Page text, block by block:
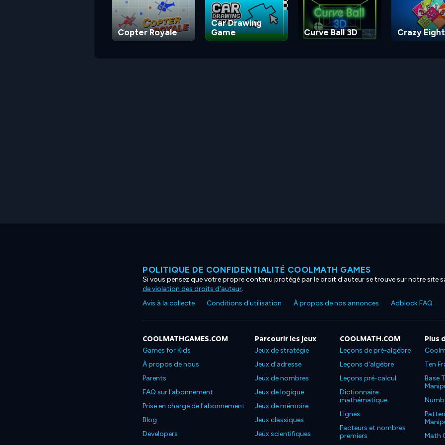
Copter Royale
Car Drawing
Game
Curve Ball 3D Crazy
POLITIQUE DE CONFIDENTIALITÉ COOLMATH GAMES
Si vous pensez que votre propre contenu protégé par le droit d'auteur se trouve sur notre site
de violation des droits d'auteur.
Avis à la collecte
Conditions d'utilisation À propos de nos annonces Adblock FAQ
COOLMATHGAMES.COM
Games for Kids
À propos de nous
Parents
FAQ sur l'abonnement
Prise en charge de l'abonnement
Blog
Developers
Parcourir les jeux
Jeux de stratégie
Jeux d'adresse
Jeux de nombres
Jeux de logique
Jeux de mémoire
Jeux classiques
Jeux scientifiques
COOLMATH.COM
Leçons de pré-algèbre
Leçons d'algèbre
Leçons pré-calcul
Dictionnaire
mathématique
Lignes
Facteurs et nombres
premiers
Plus
Ten
Base
Math